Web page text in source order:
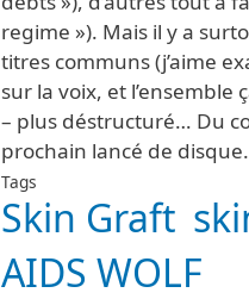
regime »). Mais il y a
titres communs (j’aime
sur la voix, et l’ensemble
– plus déstructuré… Du
prochain lancé de
Tags
Skin Graft
AIDS WOLF